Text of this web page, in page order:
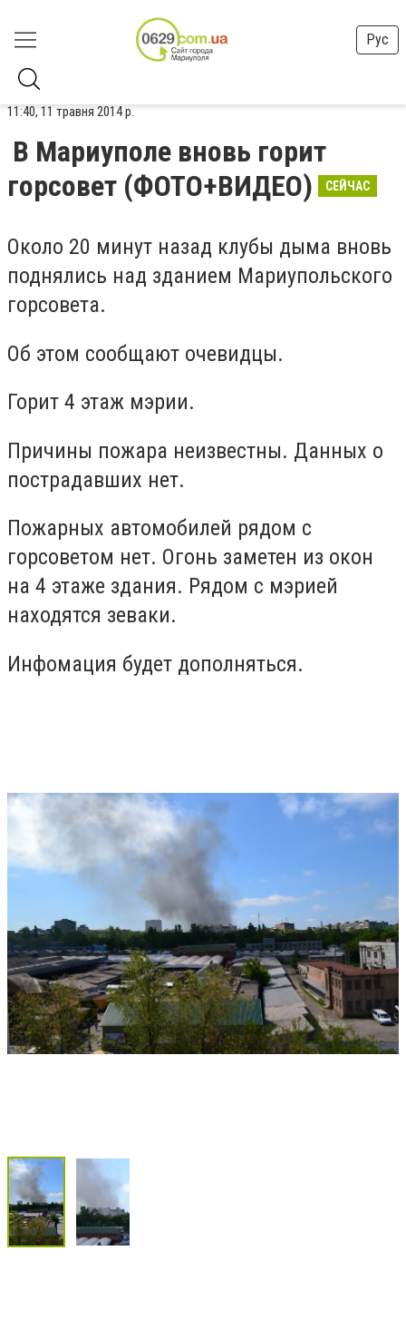
Рус
11:40, 11 травня 2014 р.
В Мариуполе вновь горит
горсовет (ФОТО+ВИДЕО)
СЕЙЧАС
Около 20 минут назад клубы дыма вновь
поднялись над зданием Мариупольского
горсовета.
Об этом сообщают очевидцы.
Горит 4 этаж мэрии.
Причины пожара неизвестны. Данных о
пострадавших нет.
Пожарных автомобилей рядом с
горсоветом нет. Огонь заметен из окон
на 4 этаже здания. Рядом с мэрией
находятся зеваки.
Инфомация будет дополняться.